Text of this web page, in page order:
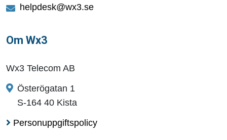
helpdesk@wx3.se
Om Wx3
Wx3 Telecom AB
Österögatan 1
S-164 40 Kista
Personuppgiftspolicy